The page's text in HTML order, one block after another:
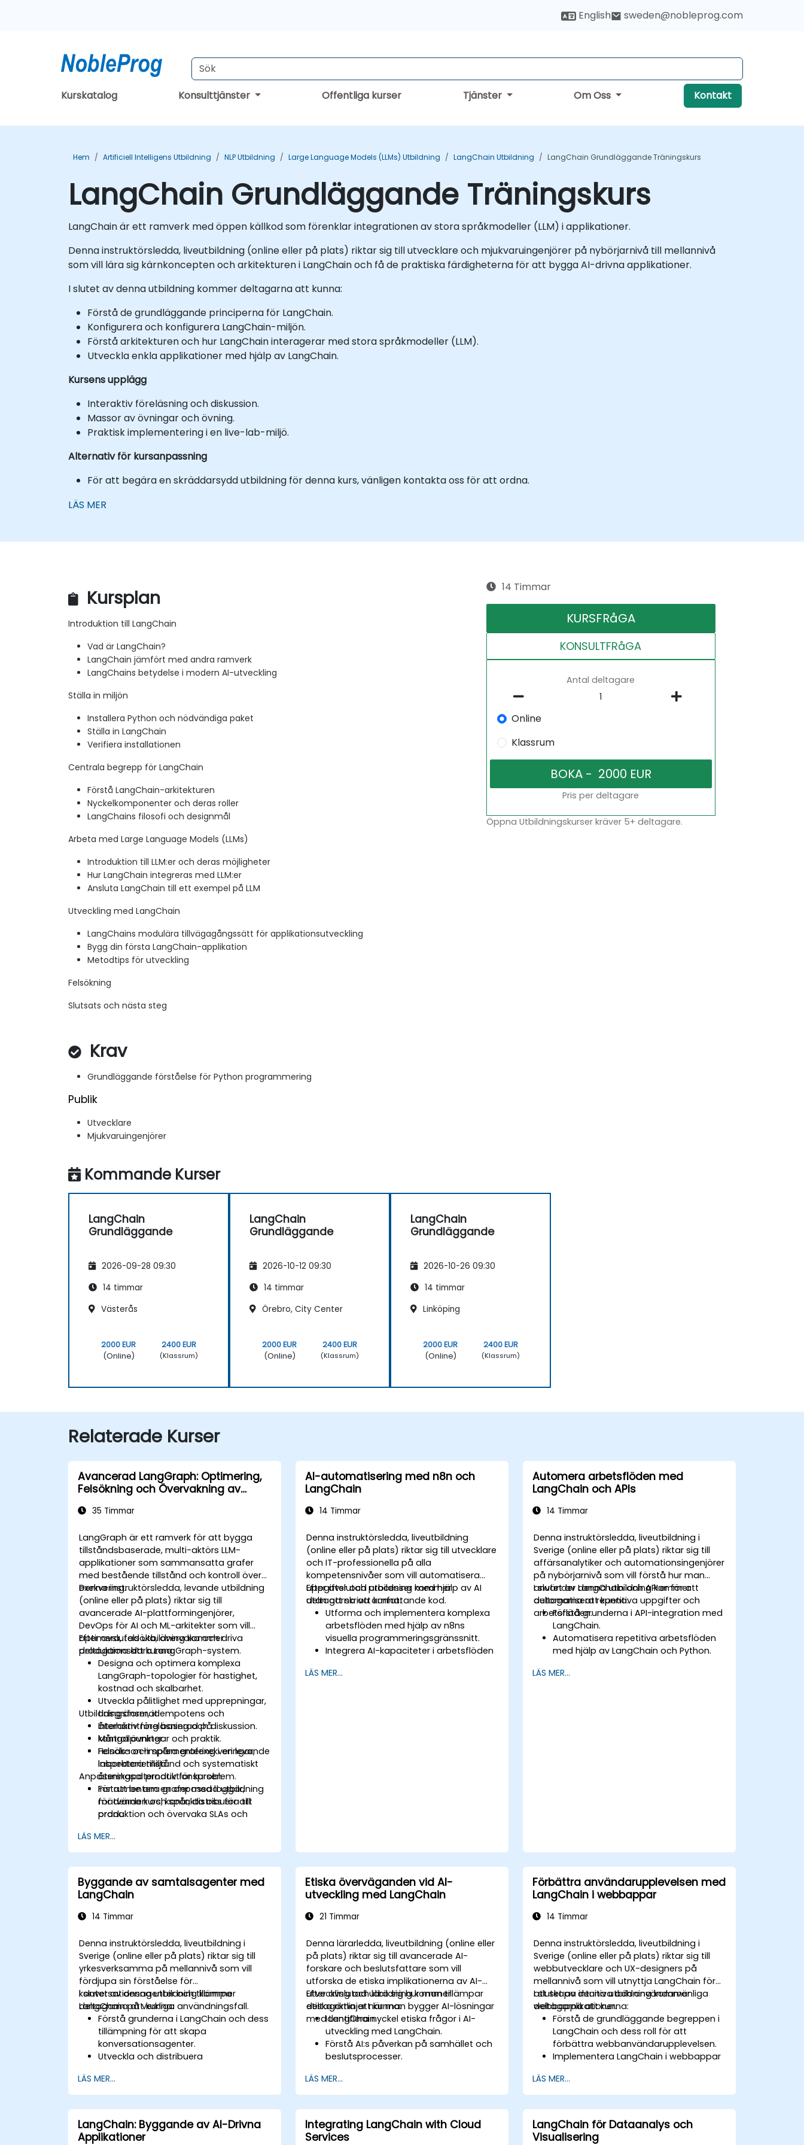
English sweden@nobleprog.com
Kurskatalog Konsulttjänster Offentliga kurser Tjänster Om Oss Kontakt
Hem Artificiell Intelligens Utbildning NLP Utbildning Large Language Models (LLMs) Utbildning LangChain Utbildning LangChain Grundläggande Träningskurs
LangChain Grundläggande Träningskurs
LangChain är ett ramverk med öppen källkod som förenklar integrationen av stora språkmodeller (LLM) i applikationer.
Denna instruktörsledda, liveutbildning (online eller på plats) riktar sig till utvecklare och mjukvaruingenjörer på nybörjarnivå till mellannivå
som vill lära sig kärnkoncepten och arkitekturen i LangChain och få de praktiska färdigheterna för att bygga AI-drivna applikationer.
I slutet av denna utbildning kommer deltagarna att kunna:
Förstå de grundläggande principerna för LangChain.
Konfigurera och konfigurera LangChain-miljön.
Förstå arkitekturen och hur LangChain interagerar med stora språkmodeller (LLM).
Utveckla enkla applikationer med hjälp av LangChain.
Kursens upplägg
Interaktiv föreläsning och diskussion.
Massor av övningar och övning.
Praktisk implementering i en live-lab-miljö.
Alternativ för kursanpassning
För att begära en skräddarsydd utbildning för denna kurs, vänligen kontakta oss för att ordna.
LÄS MER
Kursplan
Introduktion till LangChain
Vad är LangChain?
LangChain jämfört med andra ramverk
LangChains betydelse i modern AI-utveckling
Ställa in miljön
Installera Python och nödvändiga paket
Ställa in LangChain
Verifiera installationen
Centrala begrepp för LangChain
Förstå LangChain-arkitekturen
Nyckelkomponenter och deras roller
LangChains filosofi och designmål
Arbeta med Large Language Models (LLMs)
Introduktion till LLM:er och deras möjligheter
Hur LangChain integreras med LLM:er
Ansluta LangChain till ett exempel på LLM
Utveckling med LangChain
LangChains modulära tillvägagångssätt för applikationsutveckling
Bygg din första LangChain-applikation
Metodtips för utveckling
Felsökning
Slutsats och nästa steg
Krav
Grundläggande förståelse för Python programmering
Publik
Utvecklare
Mjukvaruingenjörer
14 Timmar
KURSFRåGA
KONSULTFRåGA
Antal deltagare
Online
Klassrum
Pris per deltagare
Öppna Utbildningskurser kräver 5+ deltagare.
Kommande Kurser
LangChain
Grundläggande
2026-09-28 09:30
14 timmar
Västerås
2000 EUR
(Online)
2400 EUR
(Klassrum)
LangChain
Grundläggande
2026-10-12 09:30
14 timmar
Örebro, City Center
2000 EUR
(Online)
2400 EUR
(Klassrum)
LangChain
Grundläggande
2026-10-26 09:30
14 timmar
Linköping
2000 EUR
(Online)
2400 EUR
(Klassrum)
Relaterade Kurser
Avancerad LangGraph: Optimering,
Felsökning och Övervakning av
35 Timmar
LangGraph är ett ramverk för att bygga
tillståndsbaserade, multi-aktörs LLM-
applikationer som sammansatta grafer
med bestående tillstånd och kontroll över
exekvering.
Denna instruktörsledda, levande utbildning
(online eller på plats) riktar sig till
avancerade AI-plattformingenjörer,
DevOps för AI och ML-arkitekter som vill
optimera, felsöka, övervaka och driva
produktionsklara LangGraph-system.
Efter avslutad utbildning kommer
deltagarna att kunna:
Designa och optimera komplexa
LangGraph-topologier för hastighet,
kostnad och skalbarhet.
Utveckla pålitlighet med upprepningar,
tidsgränser, idempotens och
återhämtning baserad på
kontrollpunkter.
Felsöka och spåra grafexekveringar,
inspektera tillstånd och systematiskt
återskapa produktionsproblem.
Instrumentera grafer med loggar,
mätvärden och spår, distribuera till
produktion och övervaka SLAs och
Utbildningsformat
Interaktiv föreläsning och diskussion.
Många övningar och praktik.
Hands-on-implementering i en levande
laboratoriemiljö.
Anpassningsalternativ för kursen
För att be om en anpassad utbildning
för denna kurs, kontakta oss för att
ordna.
LÄS MER...
AI-automatisering med n8n och
LangChain
14 Timmar
Denna instruktörsledda, liveutbildning
(online eller på plats) riktar sig till utvecklare
och IT-professionella på alla
kompetensnivåer som vill automatisera
uppgifter och processer med hjälp av AI
utan att skriva omfattande kod.
Efter avslutad utbildning kommer
deltagarna att kunna:
Utforma och implementera komplexa
arbetsflöden med hjälp av n8ns
visuella programmeringsgränssnitt.
Integrera AI-kapaciteter i arbetsflöden
Skapa anpassade chatbots och
LÄS MER...
Automera arbetsflöden med
LangChain och APIs
14 Timmar
Denna instruktörsledda, liveutbildning i
Sverige (online eller på plats) riktar sig till
affärsanalytiker och automationsingenjörer
på nybörjarnivå som vill förstå hur man
använder LangChain och API:er för att
automatisera repetitiva uppgifter och
arbetsflöden.
I slutet av denna utbildning kommer
deltagarna att kunna:
Förstå grunderna i API-integration med
LangChain.
Automatisera repetitiva arbetsflöden
med hjälp av LangChain och Python.
API:er för effektiva affärsprocesser.
LÄS MER...
Byggande av samtalsagenter med
LangChain
14 Timmar
Denna instruktörsledda, liveutbildning i
Sverige (online eller på plats) riktar sig till
yrkesverksamma på mellannivå som vill
fördjupa sin förståelse för
konversationsagenter och tillämpa
LangChain på verkliga användningsfall.
I slutet av denna utbildning kommer
deltagarna att kunna:
Förstå grunderna i LangChain och dess
tillämpning för att skapa
konversationsagenter.
Utveckla och distribuera
LangChain.
Integrera konversationsagenter med
API:er och externa tjänster.
Tillämpa Natural Language Processing
(NLP) tekniker för att förbättra
LÄS MER...
Etiska överväganden vid AI-
utveckling med LangChain
21 Timmar
Denna lärarledda, liveutbildning (online eller
på plats) riktar sig till avancerade AI-
forskare och beslutsfattare som vill
utforska de etiska implikationerna av AI-
utveckling och lära sig hur man tillämpar
etiska riktlinjer när man bygger AI-lösningar
med LangChain.
Efter avslutad utbildning kommer
deltagarna att kunna:
Identifiera nyckel etiska frågor i AI-
utveckling med LangChain.
Förstå AI:s påverkan på samhället och
beslutsprocesser.
rättvisa och transparenta AI-system.
Införa etiska AI-riktlinjer i LangChain-
baserade projekt.
LÄS MER...
Förbättra användarupplevelsen med
LangChain i webbappar
14 Timmar
Denna instruktörsledda, liveutbildning i
Sverige (online eller på plats) riktar sig till
webbutvecklare och UX-designers på
mellannivå som vill utnyttja LangChain för
att skapa intuitiva och användarvänliga
webbapplikationer.
I slutet av denna utbildning kommer
deltagarna att kunna:
Förstå de grundläggande begreppen i
LangChain och dess roll för att
förbättra webbanvändarupplevelsen.
Implementera LangChain i webbappar
responsiva gränssnitt.
Integrera API:er i webbappar för att
förbättra interaktivitet och
användarengagemang.
Optimera användarupplevelsen med
LÄS MER...
LangChain: Byggande av AI-Drivna
Applikationer
Integrating LangChain with Cloud
Services
LangChain för Dataanalys och
Visualisering